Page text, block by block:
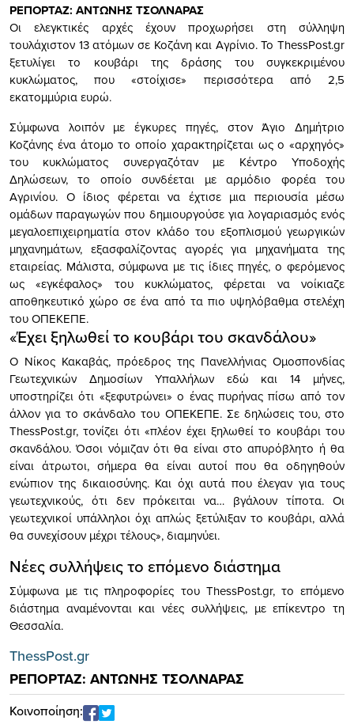
ΡΕΠΟΡΤΑΖ: ΑΝΤΩΝΗΣ ΤΣΟΛΝΑΡΑΣ
Οι ελεγκτικές αρχές έχουν προχωρήσει στη σύλληψη
τουλάχιστον 13 ατόμων σε Κοζάνη και Αγρίνιο. Το ThessPost.gr
ξετυλίγει το κουβάρι της δράσης του συγκεκριμένου
κυκλώματος, που «στοίχισε» περισσότερα από 2,5
εκατομμύρια ευρώ.
Σύμφωνα λοιπόν με έγκυρες πηγές, στον Άγιο Δημήτριο
Κοζάνης ένα άτομο το οποίο χαρακτηρίζεται ως ο «αρχηγός»
του κυκλώματος συνεργαζόταν με Κέντρο Υποδοχής
Δηλώσεων, το οποίο συνδέεται με αρμόδιο φορέα του
Αγρινίου. Ο ίδιος φέρεται να έχτισε μια περιουσία μέσω
ομάδων παραγωγών που δημιουργούσε για λογαριασμός ενός
μεγαλοεπιχειρηματία στον κλάδο του εξοπλισμού γεωργικών
μηχανημάτων, εξασφαλίζοντας αγορές για μηχανήματα της
εταιρείας. Μάλιστα, σύμφωνα με τις ίδιες πηγές, ο φερόμενος
ως «εγκέφαλος» του κυκλώματος, φέρεται να νοίκιαζε
αποθηκευτικό χώρο σε ένα από τα πιο υψηλόβαθμα στελέχη
του ΟΠΕΚΕΠΕ.
«Έχει ξηλωθεί το κουβάρι του σκανδάλου»
Ο Νίκος Κακαβάς, πρόεδρος της Πανελλήνιας Ομοσπονδίας
Γεωτεχνικών Δημοσίων Υπαλλήλων εδώ και 14 μήνες,
υποστηρίζει ότι «ξεφυτρώνει» ο ένας πυρήνας πίσω από τον
άλλον για το σκάνδαλο του ΟΠΕΚΕΠΕ. Σε δηλώσεις του, στο
ThessPost.gr, τονίζει ότι «πλέον έχει ξηλωθεί το κουβάρι του
σκανδάλου. Όσοι νόμιζαν ότι θα είναι στο απυρόβλητο ή θα
είναι άτρωτοι, σήμερα θα είναι αυτοί που θα οδηγηθούν
ενώπιον της δικαιοσύνης. Και όχι αυτά που έλεγαν για τους
γεωτεχνικούς, ότι δεν πρόκειται να… βγάλουν τίποτα. Οι
γεωτεχνικοί υπάλληλοι όχι απλώς ξετύλιξαν το κουβάρι, αλλά
θα συνεχίσουν μέχρι τέλους», διαμηνύει.
Νέες συλλήψεις το επόμενο διάστημα
Σύμφωνα με τις πληροφορίες του ThessPost.gr, το επόμενο
διάστημα αναμένονται και νέες συλλήψεις, με επίκεντρο τη
Θεσσαλία.
ThessPost.gr
ΡΕΠΟΡΤΑΖ: ΑΝΤΩΝΗΣ ΤΣΟΛΝΑΡΑΣ
Κοινοποίηση: